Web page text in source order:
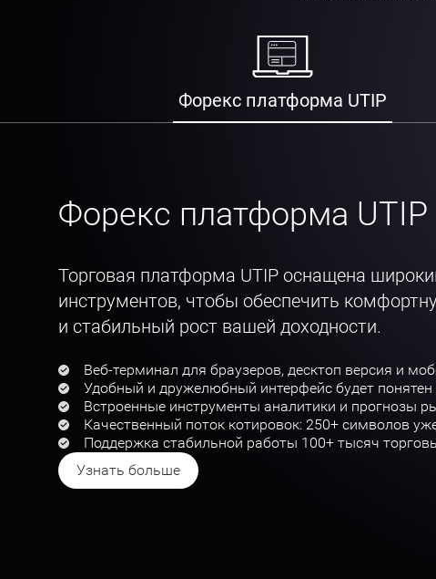
Форекс платформа UTIP
Форекс платформа UTIP
Торговая платформа UTIP оснащена
инструментов, чтобы обеспечить
и стабильный рост вашей доходности.
Веб-терминал для браузеров, десктоп версия и
Удобный и дружелюбный интерфейс будет
Встроенные инструменты аналитики и прогнозы
Качественный поток котировок: 250+ символов
Поддержка стабильной работы 100+ тысяч
Узнать больше